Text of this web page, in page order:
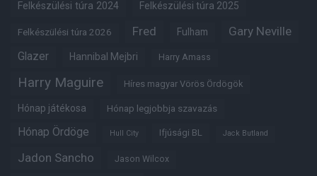
Felkészülési túra 2024 Felkészülési túra 2025
Felkészülési túra 2026 Fred Fulham Gary Neville
Glazer Hannibal Mejbri Harry Amass
Harry Maguire Híres magyar Vörös Ördögök
Hónap játékosa Hónap legjobbja szavazás
Hónap Ördöge Hull City Ifjúsági BL Jack Butland
Jadon Sancho Jason Wilcox